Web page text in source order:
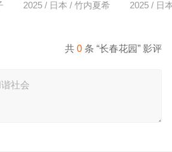
2025 / 日本 / 竹内夏希 2025 / 日
共0 条 “长春花园” 影评